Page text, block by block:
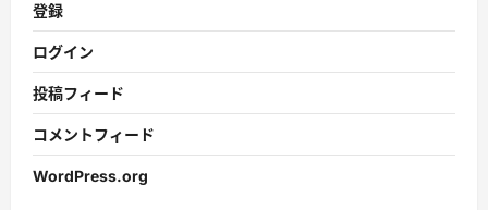
登録
ログイン
投稿フィード
コメントフィード
WordPress.org